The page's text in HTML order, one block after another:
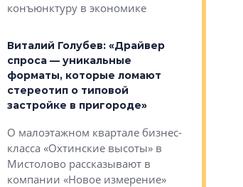
конъюнктуру в экономике
Виталий Голубев: «Драйвер
спроса — уникальные
форматы, которые ломают
стереотип о типовой
застройке в пригороде»
О малоэтажном квартале бизнес-
класса «Охтинские высоты» в
Мистолово рассказывают в
компании «Новое измерение»